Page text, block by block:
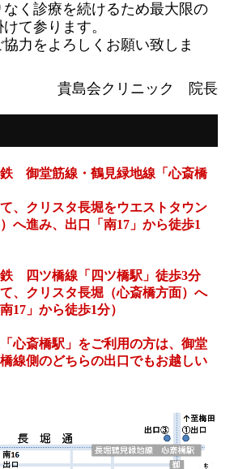
御堂筋線・鶴見緑地線「心斎橋
て、クリスタ長堀をウエストタウン
）へ進み、出口「南17」から徒歩1
四ツ橋線「四ツ橋駅」徒歩3分
て、クリスタ長堀（心斎橋方面）へ
17」から徒歩1分）
心斎橋駅」をご利用の方は、御堂
線側のどちらの出口でもお越しい
く診療を続けるため最大限の
て参ります。
力をよろしくお願い致しま
貴島会クリニック 院長